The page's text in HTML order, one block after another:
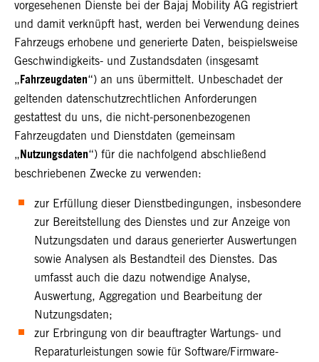
vorgesehenen Dienste bei der Bajaj Mobility AG registriert
und damit verknüpft hast, werden bei Verwendung deines
Fahrzeugs erhobene und generierte Daten, beispielsweise
Geschwindigkeits- und Zustandsdaten (insgesamt
„Fahrzeugdaten“) an uns übermittelt. Unbeschadet der
geltenden datenschutzrechtlichen Anforderungen
gestattest du uns, die nicht-personenbezogenen
Fahrzeugdaten und Dienstdaten (gemeinsam
„Nutzungsdaten“) für die nachfolgend abschließend
beschriebenen Zwecke zu verwenden:
zur Erfüllung dieser Dienstbedingungen, insbesondere
zur Bereitstellung des Dienstes und zur Anzeige von
Nutzungsdaten und daraus generierter Auswertungen
sowie Analysen als Bestandteil des Dienstes. Das
umfasst auch die dazu notwendige Analyse,
Auswertung, Aggregation und Bearbeitung der
Nutzungsdaten;
zur Erbringung von dir beauftragter Wartungs- und
Reparaturleistungen sowie für Software/Firmware-